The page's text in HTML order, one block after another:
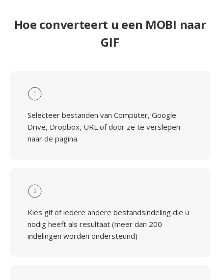
Hoe converteert u een MOBI naar
GIF
1
Selecteer bestanden van Computer, Google
Drive, Dropbox, URL of door ze te verslepen
naar de pagina.
2
Kies gif of iedere andere bestandsindeling die u
nodig heeft als resultaat (meer dan 200
indelingen worden ondersteund)